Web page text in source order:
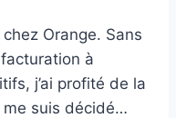
Orange. Sans
à
j’ai profité de la
me suis décidé…